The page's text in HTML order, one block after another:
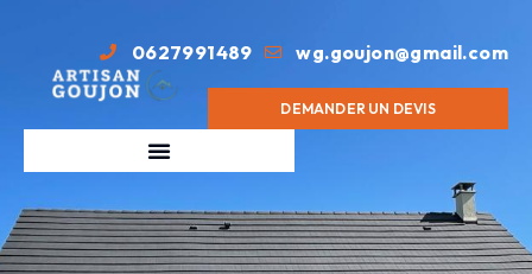
0627991489 wg.goujon@gmail.com
DEMANDER UN DEVIS